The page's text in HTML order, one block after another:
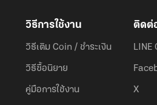
วิธีการใช้งาน
วิธีเติม Coin / ชำระเงิน
วิธีซื้อนิยาย
คู่มือการใช้งาน
ติดต่
LINE
X